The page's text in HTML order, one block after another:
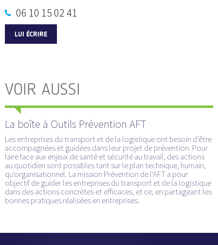
06 10 15 02 41
LUI ÉCRIRE
VOIR AUSSI
La boîte à Outils Prévention AFT
Les entreprises du transport et de la logistique ont besoin d’être
accompagnées et guidées dans leur projet de prévention. Pour
faire face aux enjeux de santé et sécurité au travail, des actions
au quotidien sont possibles tant sur le plan technique, humain,
qu'organisationnel. La mission Prévention de l'AFT a pour
objectif de guider les entreprises du transport et de la logistique
dans des actions concrètes et efficaces, et ce, en partageant les
bonnes pratiques réalisées en entreprises.